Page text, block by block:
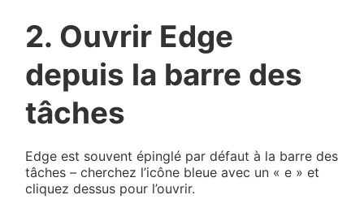
2. Ouvrir Edge
depuis la barre des
tâches
Edge est souvent épinglé par défaut à la barre des
tâches – cherchez l’icône bleue avec un « e » et
cliquez dessus pour l’ouvrir.